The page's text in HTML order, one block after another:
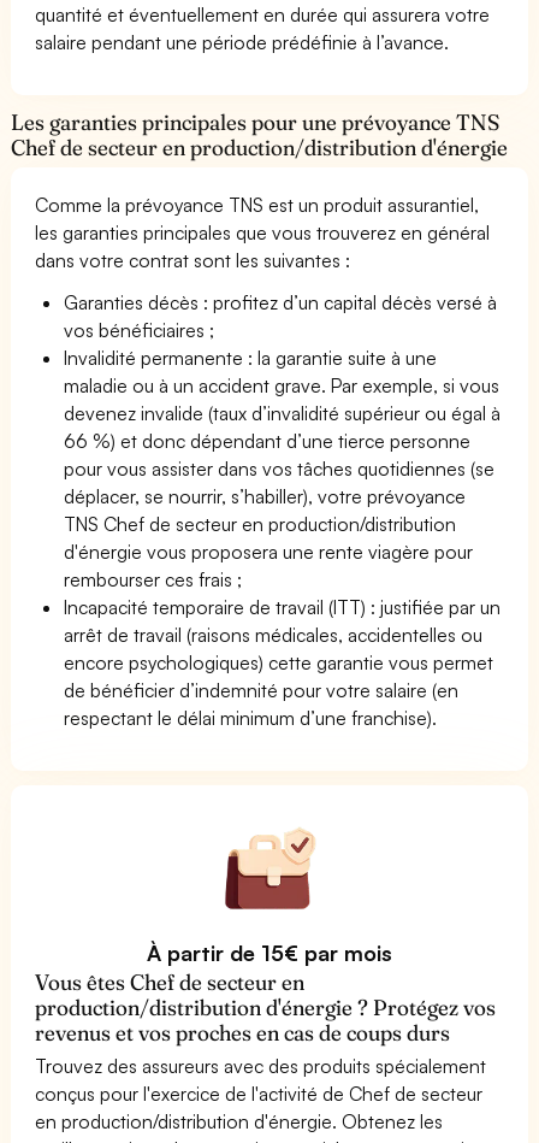
quantité et éventuellement en durée qui assurera votre
salaire pendant une période prédéfinie à l’avance.
Les garanties principales pour une prévoyance TNS
Chef de secteur en production/distribution d'énergie
Comme la prévoyance TNS est un produit assurantiel,
les garanties principales que vous trouverez en général
dans votre contrat sont les suivantes :
Garanties décès : profitez d’un capital décès versé à
vos bénéficiaires ;
Invalidité permanente : la garantie suite à une
maladie ou à un accident grave. Par exemple, si vous
devenez invalide (taux d’invalidité supérieur ou égal à
66 %) et donc dépendant d’une tierce personne
pour vous assister dans vos tâches quotidiennes (se
déplacer, se nourrir, s’habiller), votre prévoyance
TNS Chef de secteur en production/distribution
d'énergie vous proposera une rente viagère pour
rembourser ces frais ;
Incapacité temporaire de travail (ITT) : justifiée par un
arrêt de travail (raisons médicales, accidentelles ou
encore psychologiques) cette garantie vous permet
de bénéficier d’indemnité pour votre salaire (en
respectant le délai minimum d’une franchise).
À partir de 15€ par mois
Vous êtes Chef de secteur en
production/distribution d'énergie ? Protégez vos
revenus et vos proches en cas de coups durs
Trouvez des assureurs avec des produits spécialement
conçus pour l'exercice de l'activité de Chef de secteur
en production/distribution d'énergie. Obtenez les